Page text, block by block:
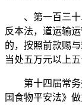
、第一百三十
反本法，道运输
的，按照前款赐
当处五万元以上
第十四届常务
国食物平安法》做